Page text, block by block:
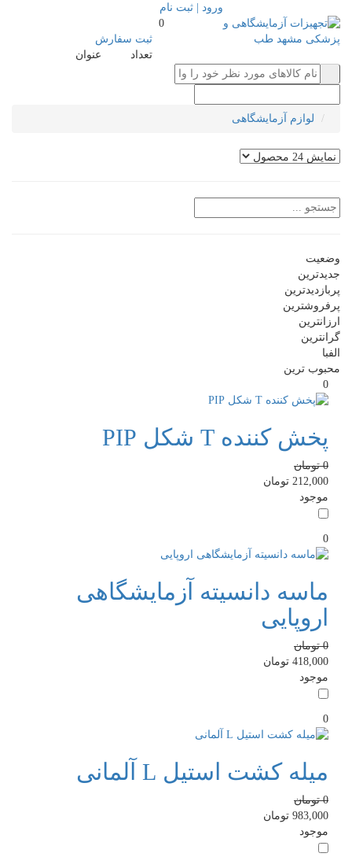
ورود | ثبت نام
0
ثبت سفارش
تعداد
عنوان
لوازم آزمایشگاهی
وضعیت
جدیدترین
پربازدیدترین
پرفروشترین
ارزانترین
گرانترین
الفبا
محبوب ترین
0
پخش کننده T شکل PIP
0 تومان
212,000 تومان
موجود
0
ماسه دانسیته آزمایشگاهی
اروپایی
0 تومان
418,000 تومان
موجود
0
میله کشت استیل L آلمانی
0 تومان
983,000 تومان
موجود